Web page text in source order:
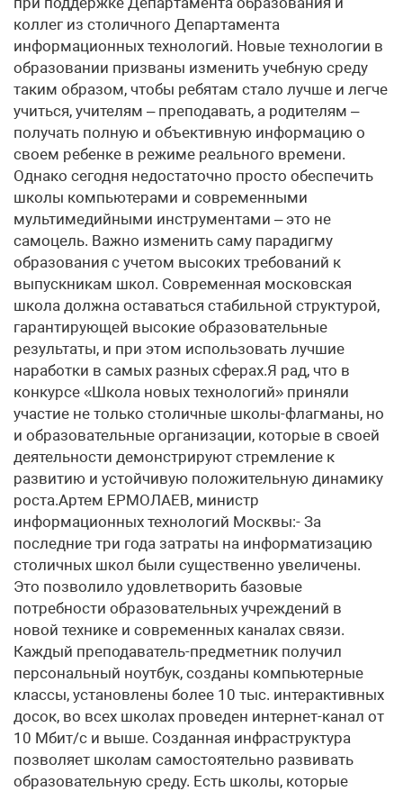
коллег из столичного Департамента
информационных технологий. Новые технологии в
образовании призваны изменить учебную среду
таким образом, чтобы ребятам стало лучше и легче
учиться, учителям – преподавать, а родителям –
получать полную и объективную информацию о
своем ребенке в режиме реального времени.
Однако сегодня недостаточно просто обеспечить
школы компьютерами и современными
мультимедийными инструментами – это не
самоцель. Важно изменить саму парадигму
образования с учетом высоких требований к
выпускникам школ. Современная московская
школа должна оставаться стабильной структурой,
гарантирующей высокие образовательные
результаты, и при этом использовать лучшие
наработки в самых разных сферах.Я рад, что в
конкурсе «Школа новых технологий» приняли
участие не только столичные школы-флагманы, но
и образовательные организации, которые в своей
деятельности демонстрируют стремление к
развитию и устойчивую положительную динамику
роста.Артем ЕРМОЛАЕВ, министр
информационных технологий Москвы:- За
последние три года затраты на информатизацию
столичных школ были существенно увеличены.
Это позволило удовлетворить базовые
потребности образовательных учреждений в
новой технике и современных каналах связи.
Каждый преподаватель-предметник получил
персональный ноутбук, созданы компьютерные
классы, установлены более 10 тыс. интерактивных
досок, во всех школах проведен интернет-канал от
10 Мбит/с и выше. Созданная инфраструктура
позволяет школам самостоятельно развивать
образовательную среду. Есть школы, которые